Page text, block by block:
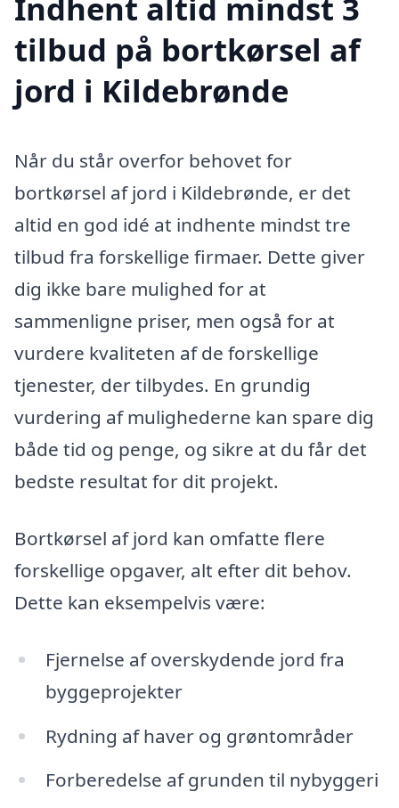
Indhent altid mindst 3
tilbud på bortkørsel af
jord i Kildebrønde
Når du står overfor behovet for
bortkørsel af jord i Kildebrønde, er det
altid en god idé at indhente mindst tre
tilbud fra forskellige firmaer. Dette giver
dig ikke bare mulighed for at
sammenligne priser, men også for at
vurdere kvaliteten af de forskellige
tjenester, der tilbydes. En grundig
vurdering af mulighederne kan spare dig
både tid og penge, og sikre at du får det
bedste resultat for dit projekt.
Bortkørsel af jord kan omfatte flere
forskellige opgaver, alt efter dit behov.
Dette kan eksempelvis være:
Fjernelse af overskydende jord fra
byggeprojekter
Rydning af haver og grøntområder
Forberedelse af grunden til nybyggeri